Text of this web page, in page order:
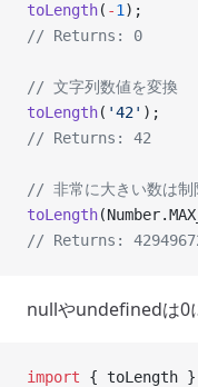
toLength( -1 );
// Returns: 0
// 文字列数値を変換
toLength( '42' );
// Returns: 42
// 非常に大きい数は制
toLength
// Returns:
nullやundefinedは0
import { toLength }